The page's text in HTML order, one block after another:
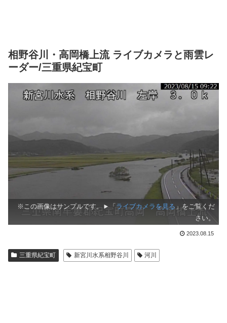
相野谷川・高岡橋上流 ライブカメラと雨雲レ
ーダー/三重県紀宝町
※この画像はサンプルです。►「ライブカメラを見る 」をご覧くだ
さい。
2023.08.15
三重県紀宝町 新宮川水系相野谷川 河川